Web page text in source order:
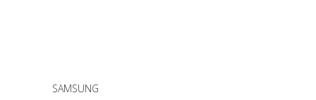
SAMSUNG